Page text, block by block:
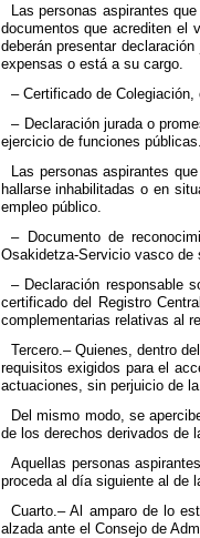
Las personas aspirantes
documentos que acrediten el
deberán presentar
expensas o está a su cargo.
– Certificado de
– Declaración jurada o
ejercicio de funciones públicas.
Las personas aspirantes
hallarse inhabilitadas o en
empleo público.
– Documento de
Osakidetza-Servicio vasco de
– Declaración responsable
certificado del Registro
complementarias relativas al
Tercero.– Quienes, dentro
requisitos exigidos para el
actuaciones, sin perjuicio de
Del mismo modo, se
de los derechos derivados de
Aquellas personas
proceda al día siguiente al de
Cuarto.– Al amparo de lo
alzada ante el Consejo de